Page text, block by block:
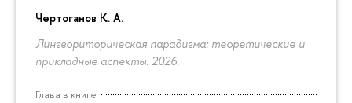
Чертоганов К. А.
Лингвориторическая парадигма: теоретические и
прикладные аспекты. 2026.
Глава в книге